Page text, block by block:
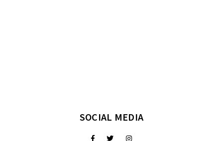
SOCIAL MEDIA